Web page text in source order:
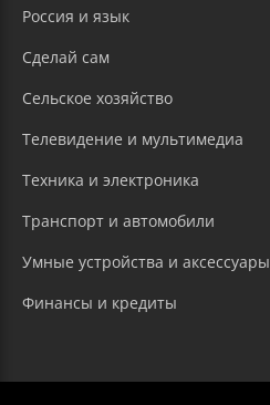
Россия и язык
Сделай сам
Сельское хозяйство
Телевидение и мультимедиа
Техника и электроника
Транспорт и автомобили
Умные устройства и аксессуары
Финансы и кредиты